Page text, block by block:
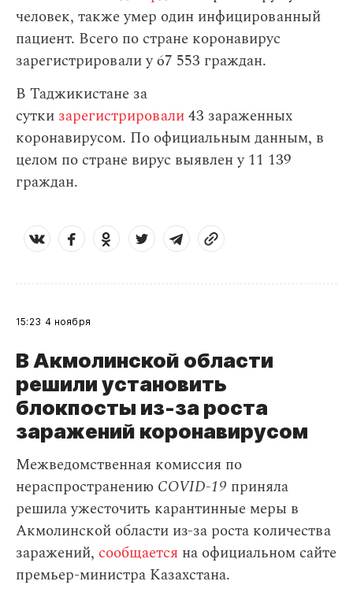
человек, также умер один инфицированный
пациент. Всего по стране коронавирус
зарегистрировали у 67 553 граждан.
В Таджикистане за
сутки зарегистрировали43 зараженных
коронавирусом. По официальным данным, в
целом по стране вирус выявлен у 11 139
граждан.
15:23 4 ноября
В Акмолинской области
решили установить
блокпосты из-за роста
заражений коронавирусом
Межведомственная комиссия по
нераспространению COVID-19 приняла
решила ужесточить карантинные меры в
Акмолинской области из-за роста количества
заражений, сообщается на официальном сайте
премьер-министра Казахстана.